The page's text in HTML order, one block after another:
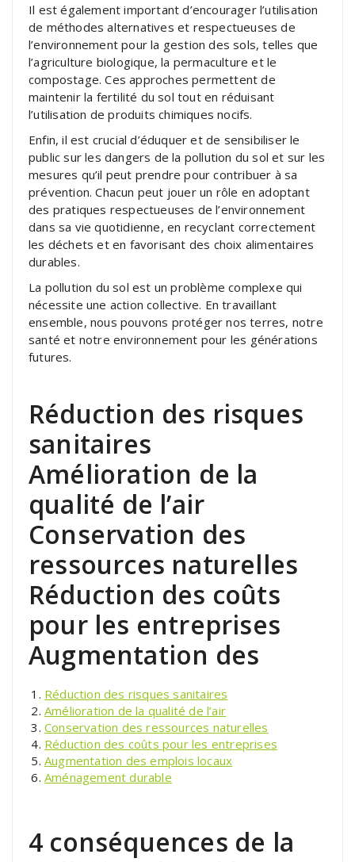
Il est également important d’encourager l’utilisation
de méthodes alternatives et respectueuses de
l’environnement pour la gestion des sols, telles que
l’agriculture biologique, la permaculture et le
compostage. Ces approches permettent de
maintenir la fertilité du sol tout en réduisant
l’utilisation de produits chimiques nocifs.
Enfin, il est crucial d’éduquer et de sensibiliser le
public sur les dangers de la pollution du sol et sur les
mesures qu’il peut prendre pour contribuer à sa
prévention. Chacun peut jouer un rôle en adoptant
des pratiques respectueuses de l’environnement
dans sa vie quotidienne, en recyclant correctement
les déchets et en favorisant des choix alimentaires
durables.
La pollution du sol est un problème complexe qui
nécessite une action collective. En travaillant
ensemble, nous pouvons protéger nos terres, notre
santé et notre environnement pour les générations
futures.
Réduction des risques
sanitaires
Amélioration de la
qualité de l’air
Conservation des
ressources naturelles
Réduction des coûts
pour les entreprises
Augmentation des
Réduction des risques sanitaires
Amélioration de la qualité de l’air
Conservation des ressources naturelles
Réduction des coûts pour les entreprises
Augmentation des emplois locaux
Aménagement durable
4 conséquences de la